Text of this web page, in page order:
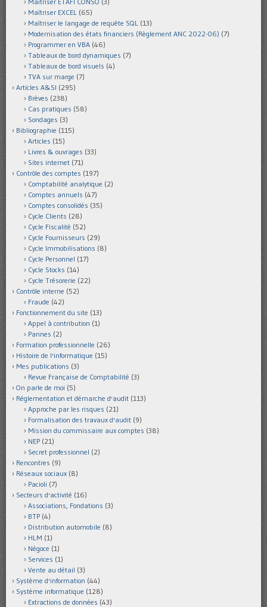
Maîtriser EXCEL (65)
Maîtriser le langage de requête SQL (13)
Modernisation des états financiers (Règlement ANC 2022-06) (7)
Programmer en VBA (46)
Tableaux de bord dynamiques (7)
Tableaux de bord visuels (4)
TVA sur marge (7)
Articles A&SI (295)
Brèves (238)
Cas pratiques (58)
Sondages (3)
Bibliographie (115)
Articles (15)
Livres & ouvrages (33)
Sites internet (71)
Contrôle des comptes (197)
Comptabilité analytique (2)
Comptes annuels (47)
Comptes consolidés (35)
Cycle Clients (28)
Cycle Fiscalité (52)
Cycle Fournisseurs (29)
Cycle Immobilisations (8)
Cycle Personnel (17)
Cycle Stocks (14)
Cycle Trésorerie (22)
Contrôle interne (52)
Fraude (42)
Fonctionnement du site (13)
Appel à contribution (1)
Pannes (2)
Formation professionnelle (26)
Histoire de l'informatique (15)
Mes publications (3)
Revue Française de Comptabilité (3)
On parle de moi (5)
Réglementation et démarche d'audit (113)
Approche par les risques (21)
Formalisation des travaux d'audit (9)
Mission du commissaire aux comptes (38)
NEP (21)
Secret professionnel (2)
Rencontres (9)
Réseaux sociaux (8)
Pacioli (7)
Secteurs d'activité (16)
Associations, Fondations (3)
BTP (4)
Distribution automobile (8)
HLM (1)
Négoce (1)
Services (1)
Vente au détail (3)
Système d'information (44)
Système informatique (128)
Extractions de données (43)